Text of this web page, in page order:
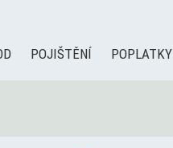
POJIŠTĚNÍ POPLATKY